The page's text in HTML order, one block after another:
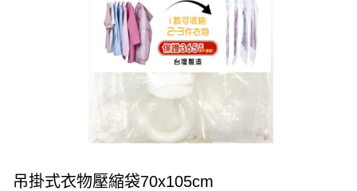
吊掛式衣物壓縮袋70x105cm